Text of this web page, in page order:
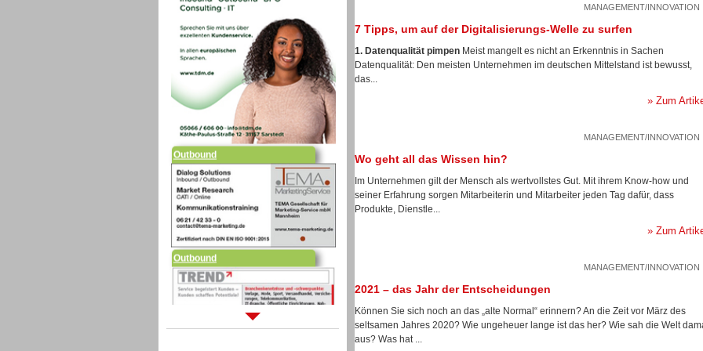
Outbound
Sprachdialogsysteme u. Ki/
MANAGEMENT/INNOVATION
7 Tipps, um auf der Digitalisierungs-Welle zu surfen
1. Datenqualität pimpen Meist mangelt es nicht an Erkenntnis in Sachen
Datenqualität: Den meisten Unternehmen im deutschen Mittelstand ist bewusst,
das...
» Zum
MANAGEMENT/INNOVATION
Wo geht all das Wissen hin?
Im Unternehmen gilt der Mensch als wertvollstes Gut. Mit ihrem Know-how und
seiner Erfahrung sorgen Mitarbeiterin und Mitarbeiter jeden Tag dafür, dass
Produkte, Dienstle...
» Zum
MANAGEMENT/INNOVATION
2021 – das Jahr der Entscheidungen
Können Sie sich noch an das „alte Normal“ erinnern? An die Zeit vor März des
seltsamen Jahres 2020? Wie ungeheuer lange ist das her? Wie sah die Welt
aus? Was hat ...